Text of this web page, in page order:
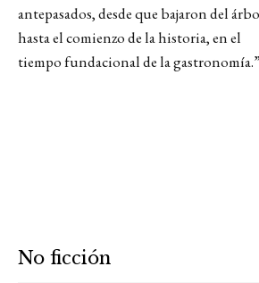
antepasados, desde que bajaron del
hasta el comienzo de la historia, en el
tiempo fundacional de la gastronomía.”
No ficción